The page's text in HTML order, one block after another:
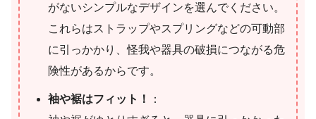
がないシンプルなデザインを選んでください。
これらはストラップやスプリングなどの可動部
に引っかかり、怪我や器具の破損につながる危
険性があるからです。
袖や裾はフィット！
：